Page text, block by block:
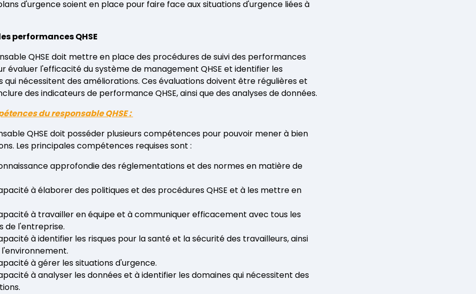
d'urgence soient en place pour faire face aux situations d'urgence liées à
performances QHSE
QHSE doit mettre en place des procédures de suivi des performances
évaluer l'efficacité du système de management QHSE et identifier les
qui nécessitent des améliorations. Ces évaluations doivent être régulières et
des indicateurs de performance QHSE, ainsi que des analyses de données.
du responsable QHSE :
QHSE doit posséder plusieurs compétences pour pouvoir mener à bien
Les principales compétences requises sont :
approfondie des réglementations et des normes en matière de
à élaborer des politiques et des procédures QHSE et à les mettre en
à travailler en équipe et à communiquer efficacement avec tous les
de l'entreprise.
à identifier les risques pour la santé et la sécurité des travailleurs, ainsi
à gérer les situations d'urgence.
à analyser les données et à identifier les domaines qui nécessitent des